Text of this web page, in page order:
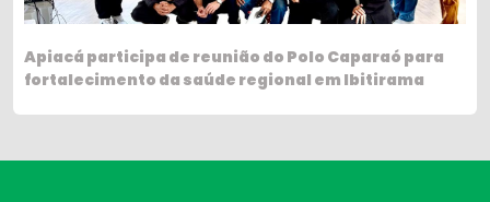
Apiacá participa de reunião do Polo Caparaó para
fortalecimento da saúde regional em Ibitirama